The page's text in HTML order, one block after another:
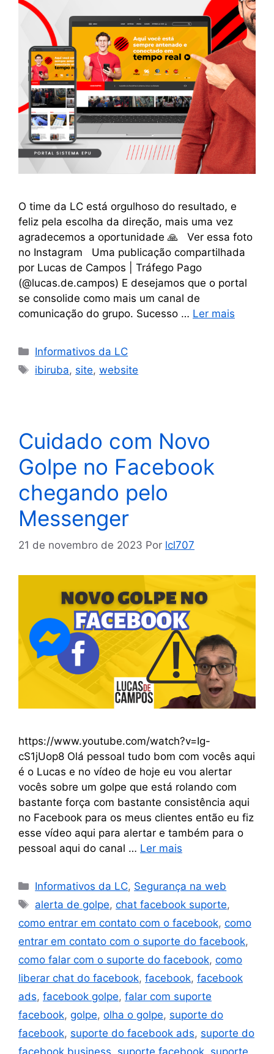
O time da LC está orgulhoso do resultado, e
feliz pela escolha da direção, mais uma vez
agradecemos a oportunidade 🙏 Ver essa foto
no Instagram Uma publicação compartilhada
por Lucas de Campos | Tráfego Pago
(@lucas.de.campos) E desejamos que o portal
se consolide como mais um canal de
comunicação do grupo. Sucesso … Ler mais
Informativos da LC
ibiruba, site,website
Cuidado com Novo
Golpe no Facebook
chegando pelo
Messenger
21 de novembro de 2023 Por lcl707
https://www.youtube.com/watch?v=Ig-
cS1jUop8 Olá pessoal tudo bom com vocês aqui
é o Lucas e no vídeo de hoje eu vou alertar
vocês sobre um golpe que está rolando com
bastante força com bastante consistência aqui
no Facebook para os meus clientes então eu fiz
esse vídeo aqui para alertar e também para o
pessoal aqui do canal … Ler mais
Informativos da LC, Segurança na web
alerta de golpe,chat facebook suporte,
como entrar em contato com o facebook, como
entrar em contato com o suporte do facebook,
como falar com o suporte do facebook, como
liberar chat do facebook, facebook, facebook
ads, facebook golpe, falar com suporte
facebook, golpe, olha o golpe, suporte do
facebook, suporte do facebook ads, suporte do